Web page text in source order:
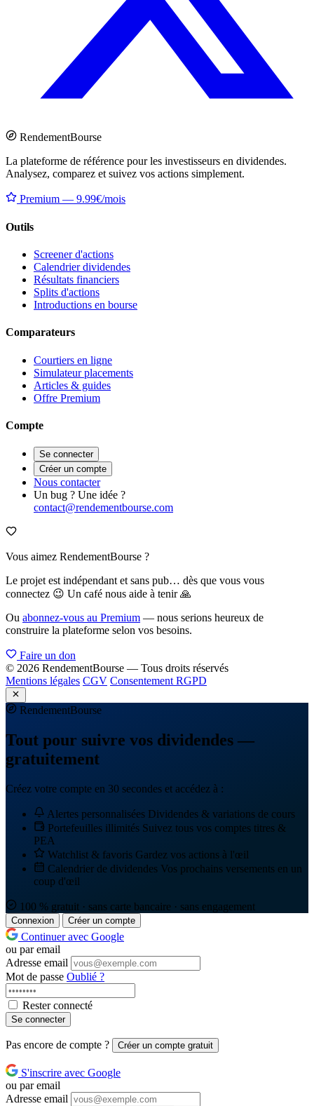
RendementBourse
La plateforme de référence pour les investisseurs en dividendes.
Analysez, comparez et suivez vos actions simplement.
Premium — 9.99€/mois
Outils
Screener d'actions
Calendrier dividendes
Résultats financiers
Splits d'actions
Introductions en bourse
Comparateurs
Courtiers en ligne
Simulateur placements
Articles & guides
Offre Premium
Compte
Se connecter
Créer un compte
Nous contacter
Un bug ? Une idée ?
contact@rendementbourse.com
Vous aimez RendementBourse ?
Le projet est indépendant et sans pub… dès que vous vous
connectez 😉 Un café nous aide à tenir 🙏
Ou abonnez-vous au Premium — nous serions heureux de
construire la plateforme selon vos besoins.
Faire un don
© 2026 RendementBourse — Tous droits réservés
Mentions légales CGV Consentement RGPD
RendementBourse
Tout pour suivre vos dividendes —
gratuitement
Créez votre compte en 30 secondes et accédez à :
Alertes personnalisées Dividendes & variations de cours
Portefeuilles illimités Suivez tous vos comptes titres &
PEA
Watchlist & favoris Gardez vos actions à l'œil
Calendrier de dividendes Vos prochains versements en un
coup d'œil
100 % gratuit · sans carte bancaire · sans engagement
Connexion Créer un compte
Continuer avec Google
ou par email
Adresse email
Mot de passe Oublié ?
Rester connecté
Se connecter
Pas encore de compte ? Créer un compte gratuit
S'inscrire avec Google
ou par email
Adresse email